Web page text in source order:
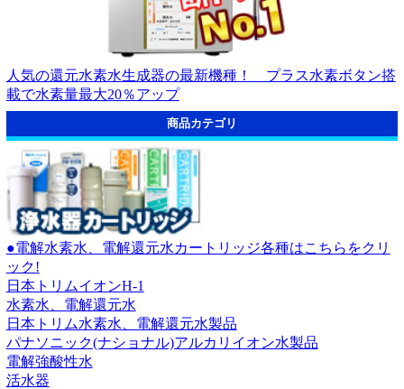
人気の還元水素水生成器の最新機種！ プラス水素ボタン搭
載で水素量最大20％アップ
商品カテゴリ
●電解水素水、電解還元水カートリッジ各種はこちらをクリ
ック!
日本トリムイオンH-1
水素水、電解還元水
日本トリム水素水、電解還元水製品
パナソニック(ナショナル)アルカリイオン水製品
電解強酸性水
活水器